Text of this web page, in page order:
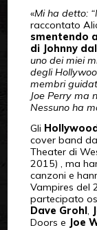
«Mi ha detto:
raccontato
smentendo
di Johnny
uno dei miei
degli
membri
Joe Perry ma
Nessuno ha
Gli
cover band
Theater di
2015) , ma
canzoni e
Vampires del
partecipato
Dave Grohl ,
Doors e
Joe